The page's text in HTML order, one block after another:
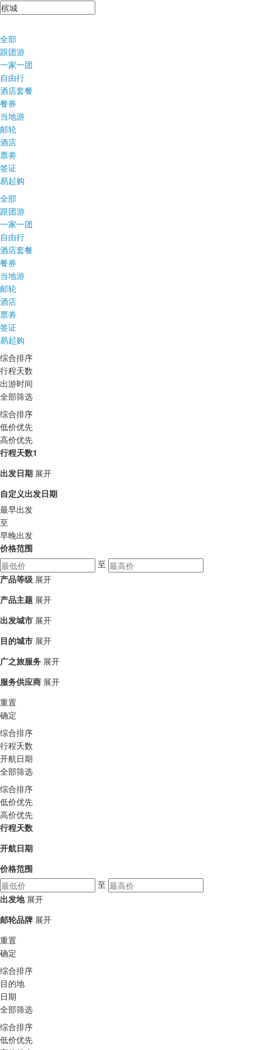
全部
跟团游
一家一团
自由行
酒店套餐
餐券
当地游
邮轮
酒店
票劵
签证
易起购
全部
跟团游
一家一团
自由行
酒店套餐
餐券
当地游
邮轮
酒店
票劵
签证
易起购
综合排序
行程天数
出游时间
全部筛选
综合排序
低价优先
高价优先
行程天数1
出发日期 展开
自定义出发日期
最早出发
至
早晚出发
价格范围
至
产品等级 展开
产品主题 展开
出发城市 展开
目的城市 展开
广之旅服务 展开
服务供应商 展开
重置
确定
综合排序
行程天数
开航日期
全部筛选
综合排序
低价优先
高价优先
行程天数
开航日期
价格范围
至
出发地 展开
邮轮品牌 展开
重置
确定
综合排序
目的地
日期
全部筛选
综合排序
低价优先